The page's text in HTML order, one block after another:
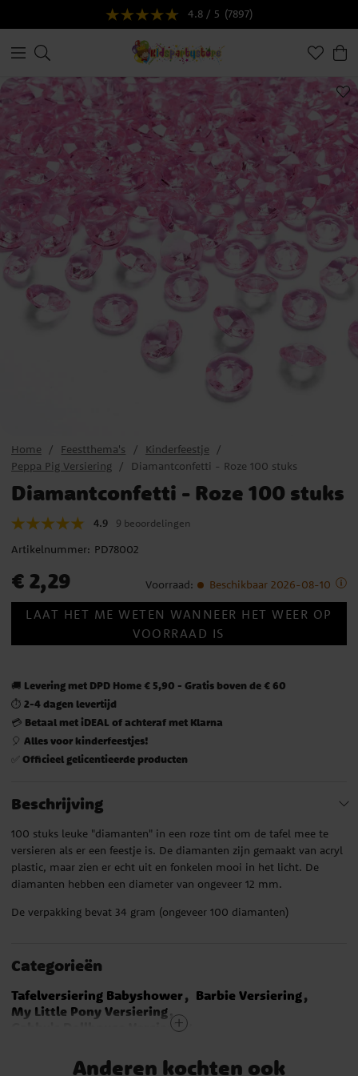
4.8 / 5 (7897)
Home Feestthema's
Kinderfeestje
Peppa Pig Versiering
Diamantconfetti - Roze 100 stuks
Diamantconfetti - Roze 100 stuks
4.9 9 beoordelingen
Artikelnummer: PD78002
Prijs: € 2,29
€ 2,29 Voorraad: Beschikbaar 2026-08-10
LAAT HET ME WETEN WANNEER HET WEER OP
VOORRAAD IS
🚚 Levering met DPD Home € 5,90 - Gratis boven de € 60
⏱️ 2-4 dagen levertijd
💳 Betaal met iDEAL of achteraf met Klarna
🎈 Alles voor kinderfeestjes!
✅ Officieel gelicentieerde producten
Beschrijving
100 stuks leuke "diamanten" in een roze tint om de tafel mee te
versieren als er een feestje is. De diamanten zijn gemaakt van acryl
plastic, maar zien er echt uit en fonkelen mooi in het licht. De
diamanten hebben een diameter van ongeveer 12 mm.
De verpakking bevat 34 gram (ongeveer 100 diamanten)
Categorieën
Tafelversiering Babyshower
Barbie Versiering
My Little Pony Versiering
Gabby's Dollhouse Versiering
Prinsessen Versiering
Eenhoorn Versiering
Anderen kochten ook